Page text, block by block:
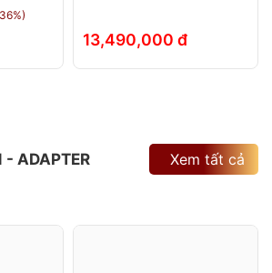
Sony
13,490,000 đ
- ADAPTER Xem tất cả